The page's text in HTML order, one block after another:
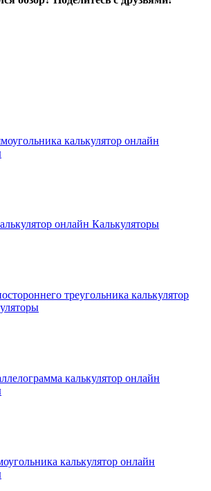
калькулятор онлайн
онлайн Калькуляторы
треугольника калькулятор
калькулятор онлайн
калькулятор онлайн